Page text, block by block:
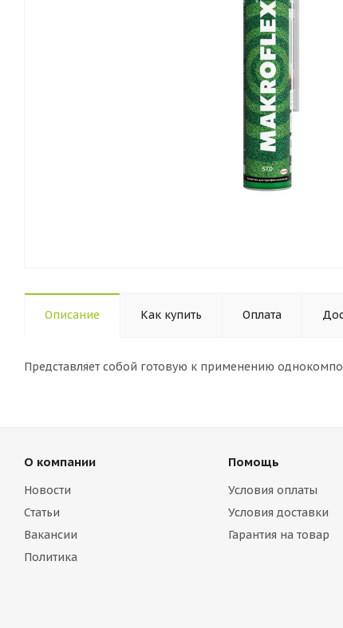
Описание Как купить Оплата
Представляет собой готовую к применению
О компании
Новости
Статьи
Вакансии
Политика
Помощь
Условия оплаты
Условия доставки
Гарантия на товар